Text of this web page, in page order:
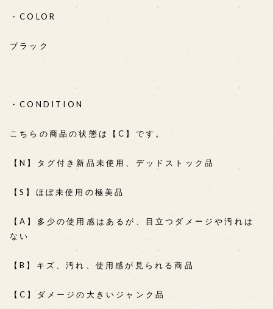
・COLOR
ブラック
・CONDITION
こちらの商品の状態は【C】です。
【N】タグ付き新品未使用、デッドストック品
【S】ほぼ未使用の極美品
【A】多少の使用感はあるが、目立つダメージや汚れは
ない
【B】キズ、汚れ、使用感が見られる商品
【C】ダメージの大きいジャンク品